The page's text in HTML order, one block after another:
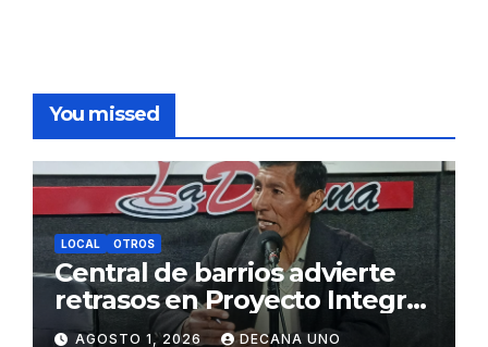
You missed
LOCAL OTROS
Central de barrios advierte
retrasos en Proyecto Integral
de Agua y Alcantarillado para
AGOSTO 1, 2026 DECANA UNO